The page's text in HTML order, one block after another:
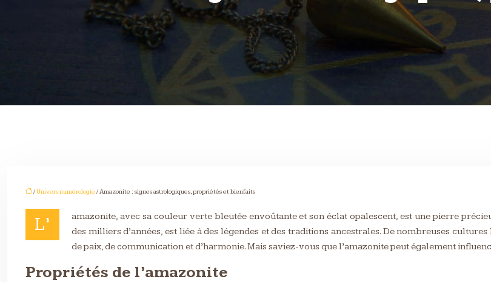
/Univers numérologie / Amazonite : signes astrologiques, propriétés et bienfaits
L’
amazonite, avec sa couleur verte bleutée envoûtante et son éclat opalescent, est une pierre
des milliers d’années, est liée à des légendes et des traditions ancestrales. De nombreuses
de paix, de communication et d’harmonie. Mais saviez-vous que l’amazonite peut également
Propriétés de l’amazonite